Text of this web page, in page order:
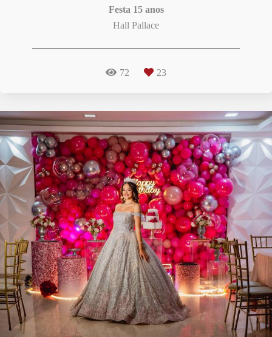
Festa 15 anos
Hall Pallace
72 23